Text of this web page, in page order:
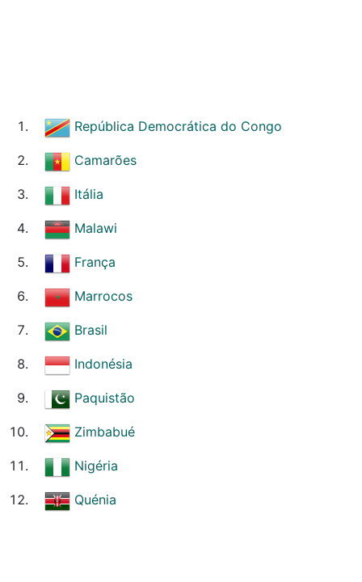
República Democrática do Congo
Camarões
Itália
Malawi
França
Marrocos
Brasil
Indonésia
Paquistão
Zimbabué
Nigéria
Quénia